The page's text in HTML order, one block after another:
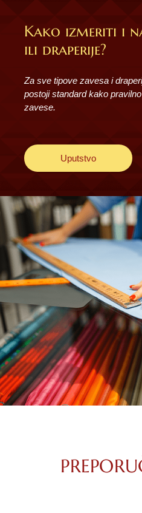
Kako izmeriti i
ili draperije?
Za sve tipove zavesa i
postoji standard kako
zavese.
Uputstvo